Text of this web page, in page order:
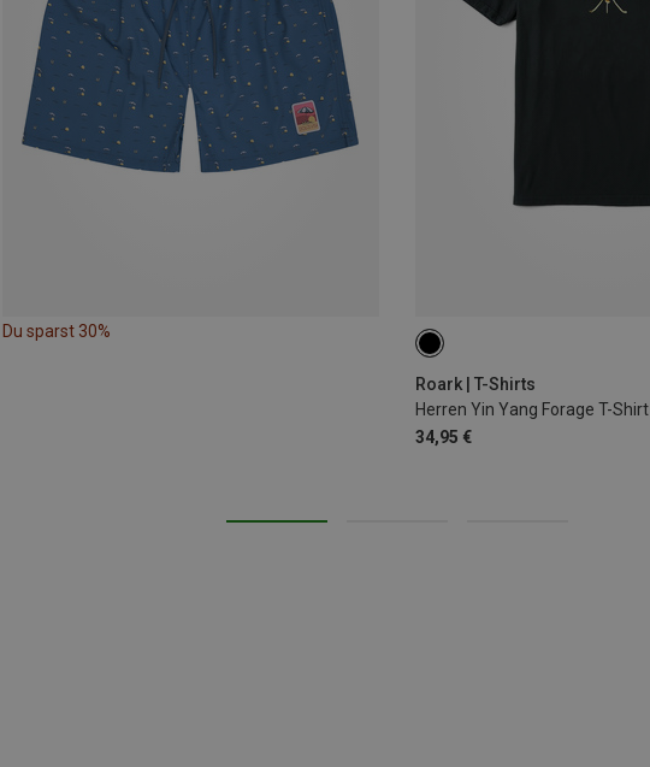
Du sparst 30%
Roark | T-Shirts
Herren Yin Yang Forage T-Shirt
34,95 €
S